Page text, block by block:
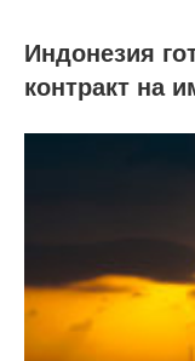
Индонезия
контракт на